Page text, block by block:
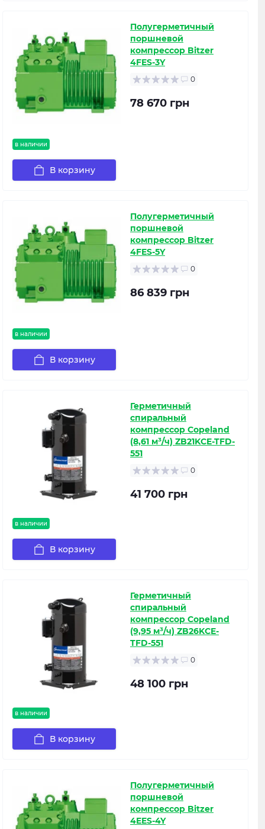
в наличии
Полугерметичный
поршневой
компрессор Bitzer
4FES-3Y
0
78 670 грн
В корзину
в наличии
Полугерметичный
поршневой
компрессор Bitzer
4FES-5Y
0
86 839 грн
В корзину
в наличии
Герметичный
спиральный
компрессор Copeland
(8,61 м³/ч) ZB21KCE-TFD-
551
0
41 700 грн
В корзину
в наличии
Герметичный
спиральный
компрессор Copeland
(9,95 м³/ч) ZB26KCE-
TFD-551
0
48 100 грн
В корзину
Полугерметичный
поршневой
компрессор Bitzer
4EES-4Y